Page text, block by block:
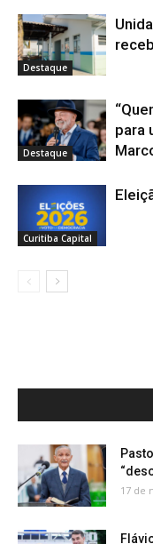
Destaque
Destaque
para
Curitiba Capital
17 de